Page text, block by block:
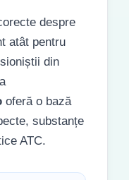
despre
atât pentru
din
oferă o bază
substanțe
ATC.